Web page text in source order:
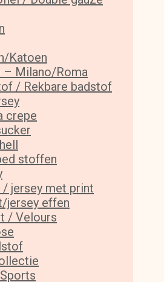
Katoen
– Milano/Roma
/ Rekbare badstof
crepe
stoffen
jersey met print
jersey effen
/ Velours